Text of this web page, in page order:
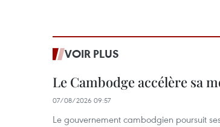
VOIR PLUS
Le Cambodge accélère sa
07/08/2026 09:57
Le gouvernement cambodgien poursuit